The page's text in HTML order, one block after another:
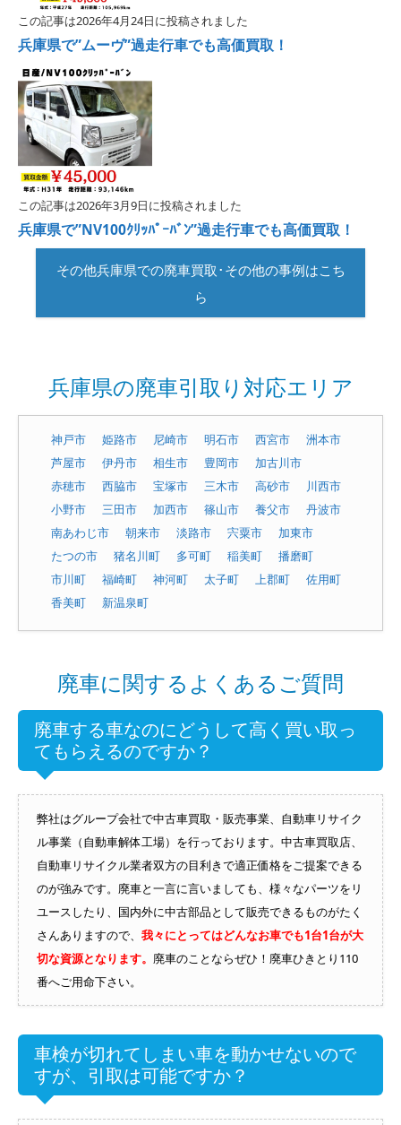
この記事は2026年4月24日に投稿されました
兵庫県で”ムーヴ”過走行車でも高価買取！
この記事は2026年3月9日に投稿されました
兵庫県で”NV100ｸﾘｯﾊﾟｰﾊﾞﾝ”過走行車でも高価買取！
その他兵庫県での廃車買取･その他の事例はこち
ら
兵庫県の廃車引取り対応エリア
神戸市 姫路市 尼崎市 明石市 西宮市
洲本市
芦屋市
伊丹市 相生市 豊岡市
加古川市
赤穂市
西脇市 宝塚市 三木市 高砂市
川西市
小野市
三田市 加西市 篠山市 養父市
丹波市
南あわじ市
朝来市 淡路市 宍粟市
加東市
たつの市
猪名川町 多可町 稲美町
播磨町
市川町
福崎町 神河町 太子町 上郡町
佐用町
香美町
新温泉町
廃車に関するよくあるご質問
廃車する車なのにどうして高く買い取っ
てもらえるのですか？
弊社はグループ会社で中古車買取・販売事業、自動車リサイク
ル事業（自動車解体工場）を行っております。中古車買取店、
自動車リサイクル業者双方の目利きで適正価格をご提案できる
のが強みです。廃車と一言に言いましても、様々なパーツをリ
ユースしたり、国内外に中古部品として販売できるものがたく
さんありますので、 我々にとってはどんなお車でも1台1台が大
切な資源となります。 廃車のことならぜひ！廃車ひきとり110
番へご用命下さい。
車検が切れてしまい車を動かせないので
すが、引取は可能ですか？